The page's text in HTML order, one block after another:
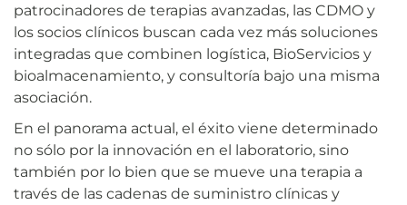
patrocinadores de terapias avanzadas, las CDMO y
los socios clínicos buscan cada vez más soluciones
integradas que combinen logística, BioServicios y
bioalmacenamiento, y consultoría bajo una misma
asociación.
En el panorama actual, el éxito viene determinado
no sólo por la innovación en el laboratorio, sino
también por lo bien que se mueve una terapia a
través de las cadenas de suministro clínicas y